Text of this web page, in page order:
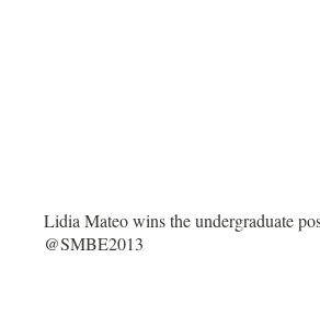
Lidia Mateo wins the undergraduate
@SMBE2013